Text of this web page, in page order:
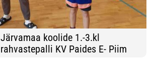
Järvamaa koolide 1.-3.kl
rahvastepalli KV Paides E- Piim